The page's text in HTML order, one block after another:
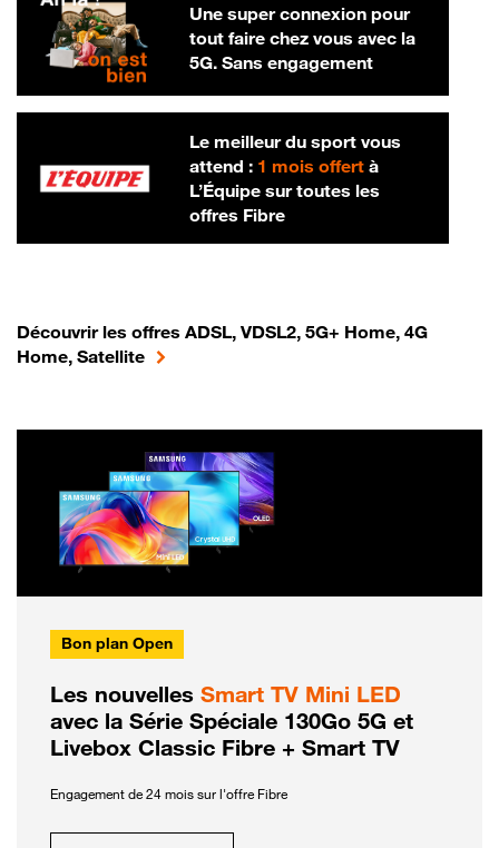
Une super connexion pour
tout faire chez vous avec la
5G. Sans engagement
Le meilleur du sport vous
attend : 1 mois offertà
L’Équipe sur toutes les
offres Fibre
Découvrir les offres ADSL, VDSL2, 5G+ Home, 4G
Home, Satellite
Bon plan Open
Les nouvelles Smart TV Mini LED
avec la Série Spéciale 130Go 5G et
Livebox Classic Fibre + Smart TV
Engagement de 24 mois sur l'offre Fibre